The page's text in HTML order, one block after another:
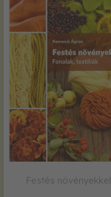
Festés növényekkel